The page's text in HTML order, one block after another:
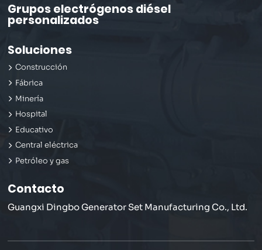
Grupos electrógenos diésel
personalizados
Soluciones
Construcción
Fábrica
Minería
Hospital
Educativo
Central eléctrica
Petróleo y gas
Contacto
Guangxi Dingbo Generator Set Manufacturing Co., Ltd.